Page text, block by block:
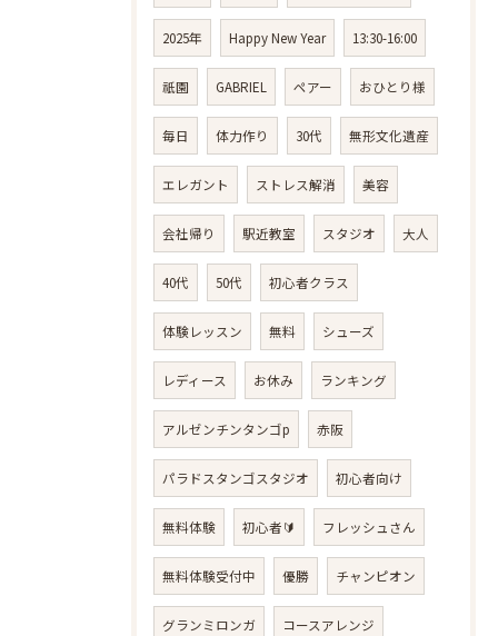
2025年 Happy New Year 13:30-16:00
祇園 GABRIEL ペアー おひとり様
毎日 体力作り 30代 無形文化遺産
エレガント ストレス解消 美容
会社帰り 駅近教室 スタジオ 大人
40代 50代 初心者クラス
体験レッスン 無料 シューズ
レディース お休み ランキング
アルゼンチンタンゴp 赤阪
パラドスタンゴスタジオ 初心者向け
無料体験 初心者🔰 フレッシュさん
無料体験受付中 優勝 チャンピオン
グランミロンガ コースアレンジ